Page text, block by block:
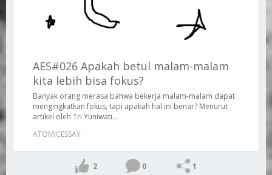
AES#026 Apakah betul malam-malam
kita lebih bisa fokus?
Banyak orang merasa bahwa bekerja malam-malam dapat
mengingkatkan fokus, tapi apakah hal ini benar? Menurut
artikel oleh Tri Yuniwati...
ATOMICESSAY
2 0 1